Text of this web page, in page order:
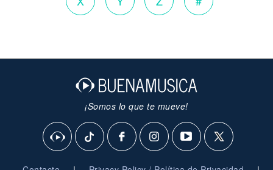
¡Somos lo que te mueve!